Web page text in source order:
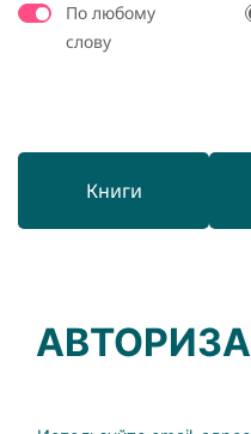
По любому
слову
Книги